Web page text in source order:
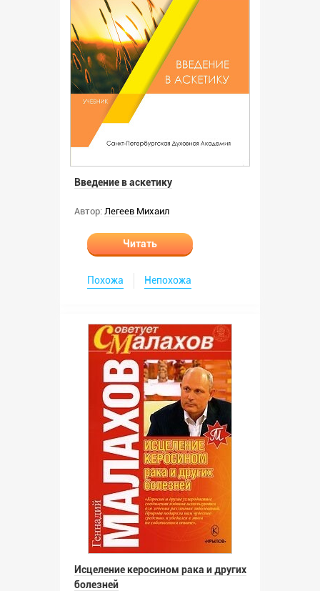
Введение в аскетику
Автор: Легеев Михаил
Читать
Похожа Непохожа
Исцеление керосином рака и других
болезней